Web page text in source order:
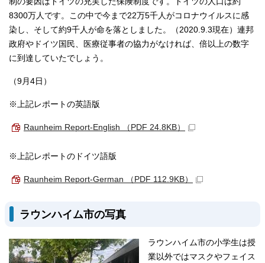
8300万人です。この中で今まで22万5千人がコロナウイルスに感
染し、そして約9千人が命を落としました。（2020.9.3現在）連邦
政府やドイツ国民、医療従事者の協力がなければ、倍以上の数字
に到達していたでしょう。
（9月4日）
※上記レポートの英語版
Raunheim Report-English （PDF 24.8KB）
※上記レポートのドイツ語版
Raunheim Report-German （PDF 112.9KB）
ラウンハイム市の写真
ラウンハイム市の小学生は授
業以外ではマスクやフェイス